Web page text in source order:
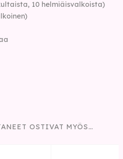
10 helmiäisvalkoista)
OSTIVAT MYÖS…